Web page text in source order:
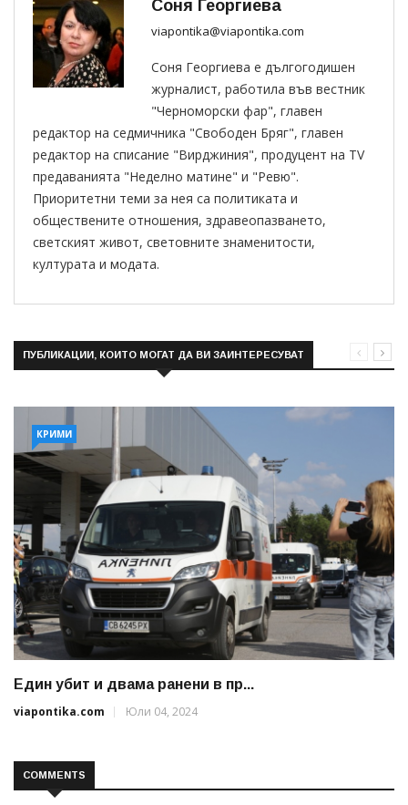
Соня Георгиева
viapontika@viapontika.com
Соня Георгиева е дългогодишен
журналист, работила във вестник
"Черноморски фар", главен
редактор на седмичника "Свободен Бряг", главен
редактор на списание "Вирджиния", продуцент на TV
предаванията "Неделно матине" и "Ревю".
Приоритетни теми за нея са политиката и
обществените отношения, здравеопазването,
светският живот, световните знаменитости,
културата и модата.
ПУБЛИКАЦИИ, КОИТО МОГАТ ДА ВИ ЗАИНТЕРЕСУВАТ
КРИМИ
Един убит и двама ранени в пр...
viapontika.com
Юли 04, 2024
COMMENTS